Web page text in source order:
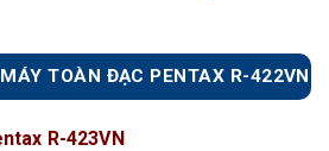
TOÀN ĐẠC PENTAX R-422VN
R-423VN